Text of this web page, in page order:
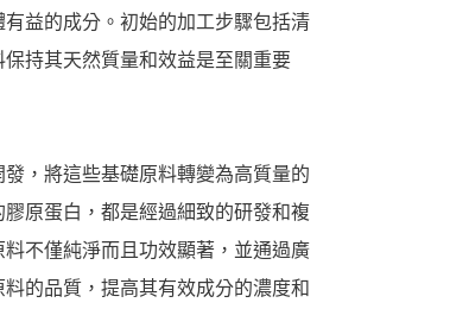
益的成分。初始的加工步驟包括清
持其天然質量和效益是至關重要
，將這些基礎原料轉變為高質量的
原蛋白，都是經過細致的研發和複
不僅純淨而且功效顯著，並通過廣
的品質，提高其有效成分的濃度和